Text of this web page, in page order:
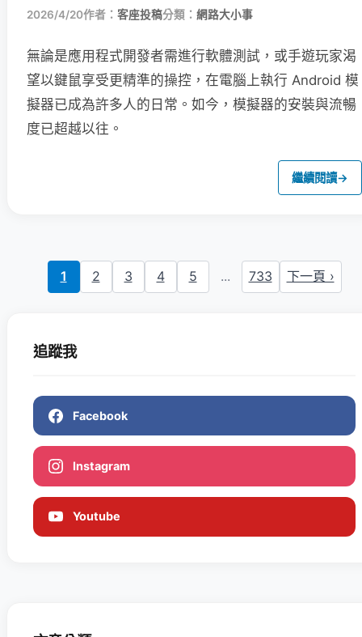
2026/4/20作者： 客座投稿分類： 網路大小事
無論是應用程式開發者需進行軟體測試，或手遊玩家渴
望以鍵鼠享受更精準的操控，在電腦上執行 Android 模
擬器已成為許多人的日常。如今，模擬器的安裝與流暢
度已超越以往。
繼續閱讀→
1 2 3 4 5 ... 733 下一頁 ›
追蹤我
Facebook
Instagram
Youtube